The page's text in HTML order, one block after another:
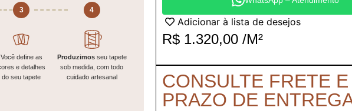
3
Você define as
e detalhes
do seu tapete
4
Produzimosseu tapete
sob medida, com todo
cuidado artesanal
Adicionar à lista de desejos
R$ 1.320,00 /M²
CONSULTE FRETE E
PRAZO DE